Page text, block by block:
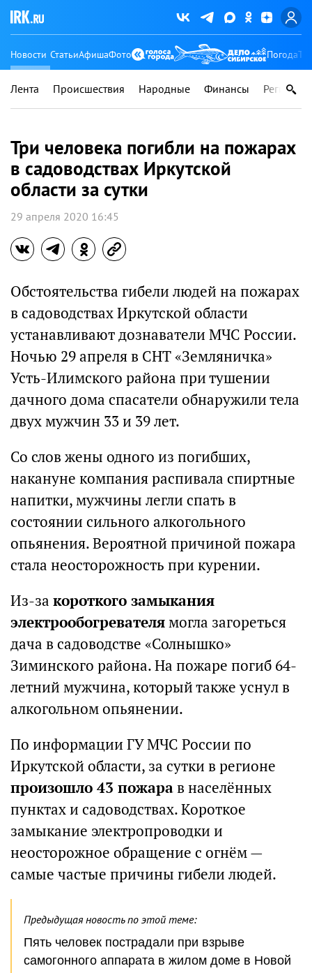
Новости СтатьиАфишаФото Погода
Лента Происшествия Народные Финансы Регионы
Три человека погибли на пожарах
в садоводствах Иркутской
области за сутки
29 апреля 2020 16:45
Обстоятельства гибели людей на пожарах
в садоводствах Иркутской области
устанавливают дознаватели МЧС России.
Ночью 29 апреля в СНТ «Земляничка»
Усть-Илимского района при тушении
дачного дома спасатели обнаружили тела
двух мужчин 33 и 39 лет.
Со слов жены одного из погибших,
накануне компания распивала спиртные
напитки, мужчины легли спать в
состоянии сильного алкогольного
опьянения. Вероятной причиной пожара
стала неосторожность при курении.
Из-за короткого замыкания
электрообогревателямогла загореться
дача в садоводстве «Солнышко»
Зиминского района. На пожаре погиб 64-
летний мужчина, который также уснул в
алкогольном опьянении.
По информации ГУ МЧС России по
Иркутской области, за сутки в регионе
произошло 43 пожарав населённых
пунктах и садоводствах. Короткое
замыкание электропроводки и
неосторожное обращение с огнём —
самые частые причины гибели людей.
Предыдущая новость по этой теме:
Пять человек пострадали при взрыве
самогонного аппарата в жилом доме в Новой